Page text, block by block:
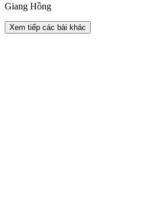
Giang Hồng
Xem tiếp các bài khác